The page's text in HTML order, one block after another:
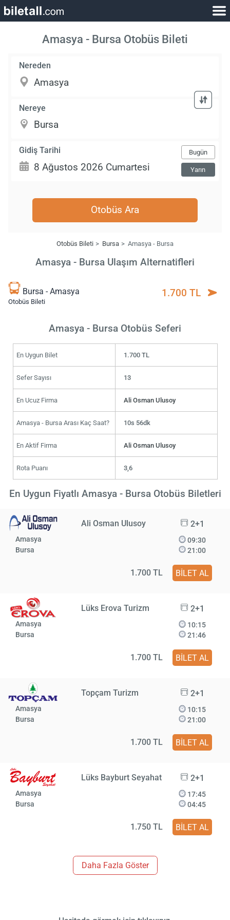
Amasya - Bursa Otobüs Bileti
Nereden
Nereye
Gidiş Tarihi Bugün
Yarın
Otobüs Ara
Otobüs Bileti Bursa Amasya - Bursa
Amasya - Bursa Ulaşım Alternatifleri
Bursa - Amasya
Otobüs Bileti
1.700 TL
Amasya - Bursa Otobüs Seferi
En Uygun Bilet 1.700 TL
Sefer Sayısı 13
En Ucuz Firma Ali Osman Ulusoy
Amasya - Bursa Arası Kaç Saat? 10s 56dk
En Aktif Firma Ali Osman Ulusoy
Rota Puanı 3,6
En Uygun Fiyatlı Amasya - Bursa Otobüs Biletleri
Ali Osman Ulusoy 2+1
Amasya
Bursa
09:30
21:00
1.700 TL BİLET AL
Lüks Erova Turizm 2+1
Amasya
Bursa
10:15
21:46
1.700 TL BİLET AL
Topçam Turizm 2+1
Amasya
Bursa
10:15
21:00
1.700 TL BİLET AL
Lüks Bayburt Seyahat 2+1
Amasya
Bursa
17:45
04:45
1.750 TL BİLET AL
Daha Fazla Göster